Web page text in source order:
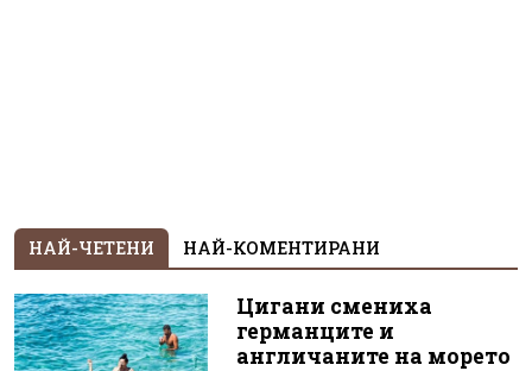
НАЙ-ЧЕТЕНИ НАЙ-КОМЕНТИРАНИ
Цигани смениха
германците и
англичаните на морето